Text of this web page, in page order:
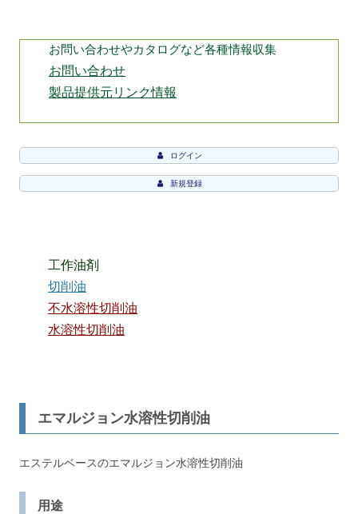
お問い合わせやカタログなど各種情報収集
お問い合わせ
製品提供元リンク情報
ログイン
新規登録
工作油剤
切削油
不水溶性切削油
水溶性切削油
エマルジョン水溶性切削油
エステルベースのエマルジョン水溶性切削油
用途